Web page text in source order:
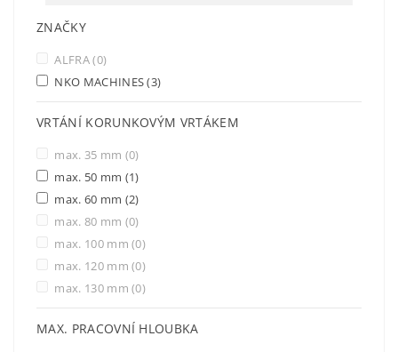
ZNAČKY
ALFRA(0)
NKO MACHINES(3)
VRTÁNÍ KORUNKOVÝM VRTÁKEM
max. 35 mm (0)
max. 50 mm (1)
max. 60 mm (2)
max. 80 mm (0)
max. 100 mm(0)
max. 120 mm(0)
max. 130 mm(0)
MAX. PRACOVNÍ HLOUBKA